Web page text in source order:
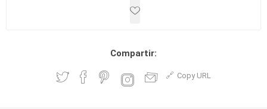
Compartir:
Copy URL